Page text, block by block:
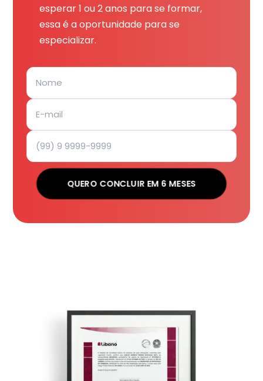
esperar 1 ou 2 anos para se formar,
essa é a oportunidade para se
especializar.
QUERO CONCLUIR EM 6 MESES